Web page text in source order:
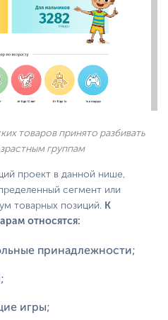
товаров принято разбивать
группам
проект в данной нише,
сегмент или
товарных позиций. К
относятся:
принадлежности;
игры;